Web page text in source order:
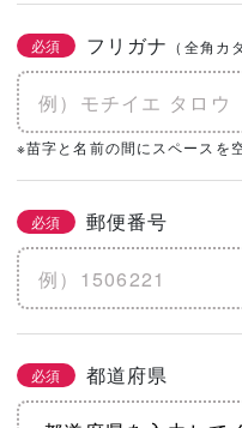
必須 フリガナ （全角カ
※苗字と名前の間にスペースを
必須 郵便番号
必須 都道府県